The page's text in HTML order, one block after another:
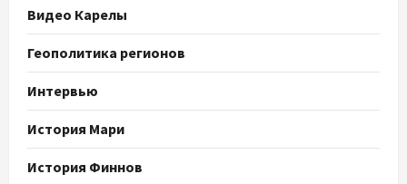
Видео Карелы
Геополитика регионов
Интервью
История Мари
История Финнов